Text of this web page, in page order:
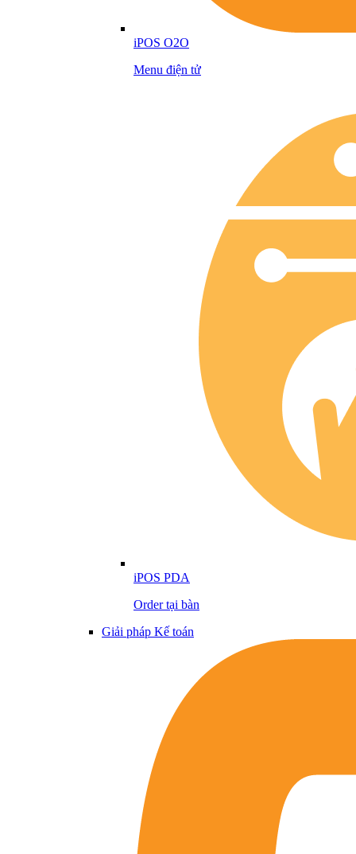
iPOS O2O
Menu điện tử
iPOS PDA
Order tại bàn
Giải pháp Kế toán